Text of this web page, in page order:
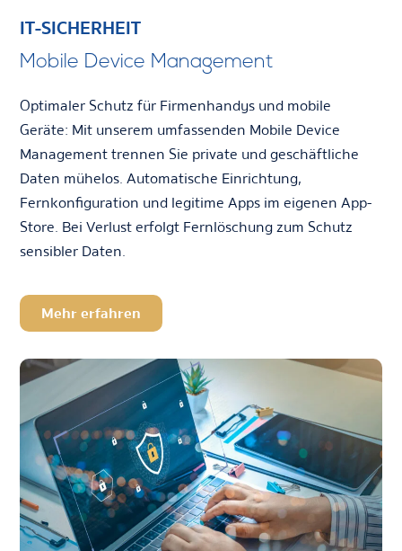
IT-SICHERHEIT
Mobile Device Management
Optimaler Schutz für Firmenhandys und mobile
Geräte: Mit unserem umfassenden Mobile Device
Management trennen Sie private und geschäftliche
Daten mühelos. Automatische Einrichtung,
Fernkonfiguration und legitime Apps im eigenen App-
Store. Bei Verlust erfolgt Fernlöschung zum Schutz
sensibler Daten.
Mehr erfahren